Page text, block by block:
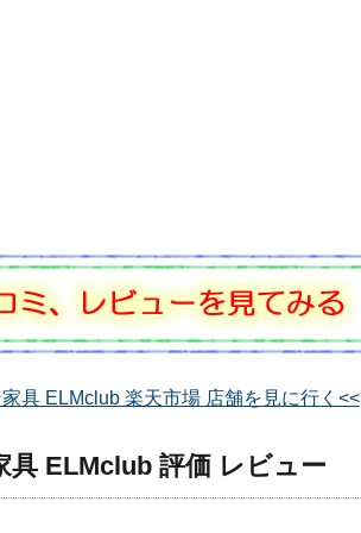
具 ELMclub 楽天市場 店舗を見に行く<<
ELMclub 評価 レビュー